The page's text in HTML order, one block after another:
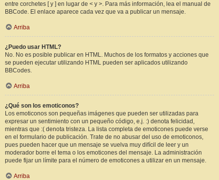
entre corchetes [ y ] en lugar de < y >. Para más información, lea el manual de
BBCode. El enlace aparece cada vez que va a publicar un mensaje.
Arriba
¿Puedo usar HTML?
No. No es posible publicar en HTML. Muchos de los formatos y acciones que
se pueden ejecutar utilizando HTML pueden ser aplicados utilizando
BBCodes.
Arriba
¿Qué son los emoticonos?
Los emoticonos son pequeñas imágenes que pueden ser utilizadas para
expresar un sentimiento con un pequeño código, e.j. :) denota felicidad,
mientras que :( denota tristeza. La lista completa de emoticones puede verse
en el formulario de publicación. Trate de no abusar del uso de emoticonos,
pues pueden hacer que un mensaje se vuelva muy difícil de leer y un
moderador borre el tema o los emoticones del mensaje. La administración
puede fijar un límite para el número de emoticones a utilizar en un mensaje.
Arriba